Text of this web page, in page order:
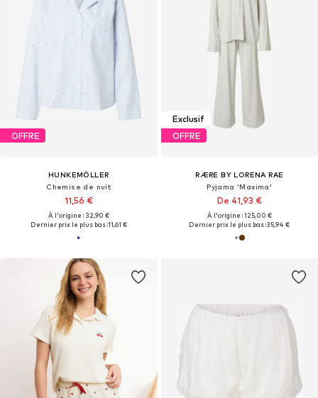
OFFRE
HUNKEMÖLLER
Chemise de nuit
11,56 €
À l'origine : 32,90 €
Dernier prix le plus bas :11,61 €
Exclusif
OFFRE
RÆRE BY LORENA RAE
Pyjama 'Maxima'
De 41,93 €
À l'origine : 125,00 €
Dernier prix le plus bas :35,94 €